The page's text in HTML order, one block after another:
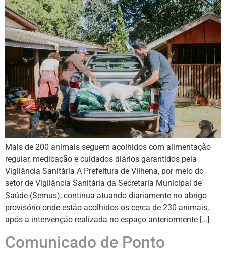
Mais de 200 animais seguem acolhidos com alimentação
regular, medicação e cuidados diários garantidos pela
Vigilância Sanitária A Prefeitura de Vilhena, por meio do
setor de Vigilância Sanitária da Secretaria Municipal de
Saúde (Semus), continua atuando diariamente no abrigo
provisório onde estão acolhidos os cerca de 230 animais,
após a intervenção realizada no espaço anteriormente […]
Comunicado de Ponto